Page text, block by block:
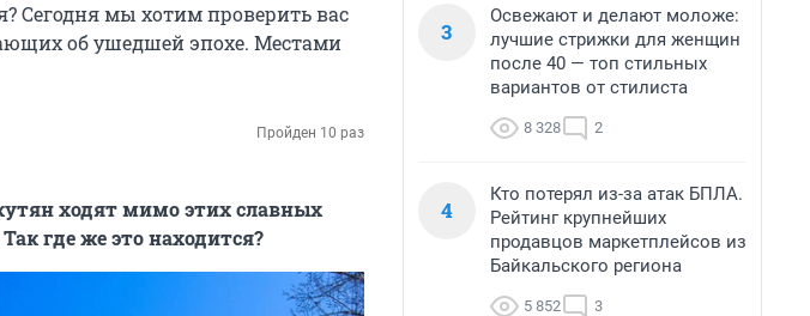
Сегодня мы хотим проверить вас
об ушедшей эпохе. Местами
Пройден 10 раз
ходят мимо этих славных
где же это находится?
3
Освежают и делают моложе:
лучшие стрижки для женщин
после 40 — топ стильных
вариантов от стилиста
8 328 2
4
Кто потерял из-за атак БПЛА.
Рейтинг крупнейших
продавцов маркетплейсов из
Байкальского региона
5 852 3